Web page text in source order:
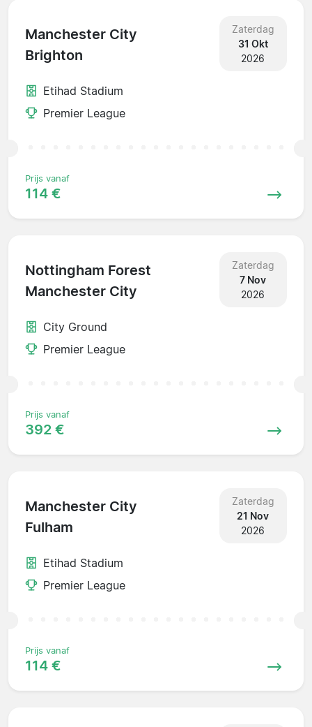
Manchester City
Brighton
Zaterdag
31 Okt
2026
Etihad Stadium
Premier League
Prijs vanaf
114 €
Nottingham Forest
Manchester City
Zaterdag
7 Nov
2026
City Ground
Premier League
Prijs vanaf
392 €
Manchester City
Fulham
Zaterdag
21 Nov
2026
Etihad Stadium
Premier League
Prijs vanaf
114 €